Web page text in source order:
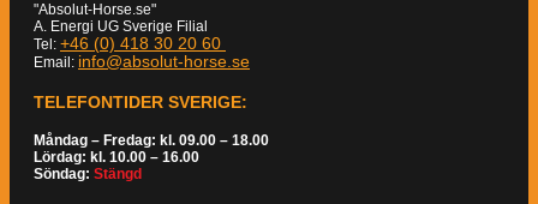
"Absolut-Horse.se"
A. Energi UG Sverige Filial
Tel: +46 (0) 418 30 20 60
Email: info@absolut-horse.se
TELEFONTIDER SVERIGE:
Måndag – Fredag: kl. 09.00 – 18.00
Lördag: kl. 10.00 – 16.00
Söndag: Stängd